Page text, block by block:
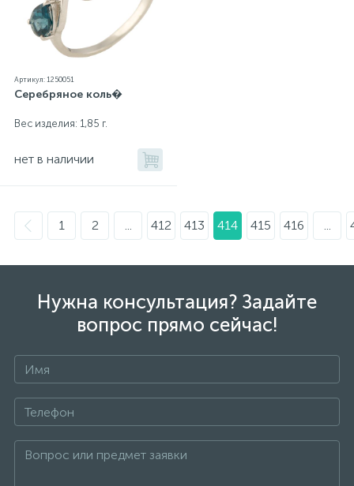
Артикул: 1250051
Серебряное коль�
Вес изделия: 1,85 г.
нет в наличии
1 2 ... 412 413 414 415 416 ...
Нужна консультация? Задайте
вопрос прямо сейчас!